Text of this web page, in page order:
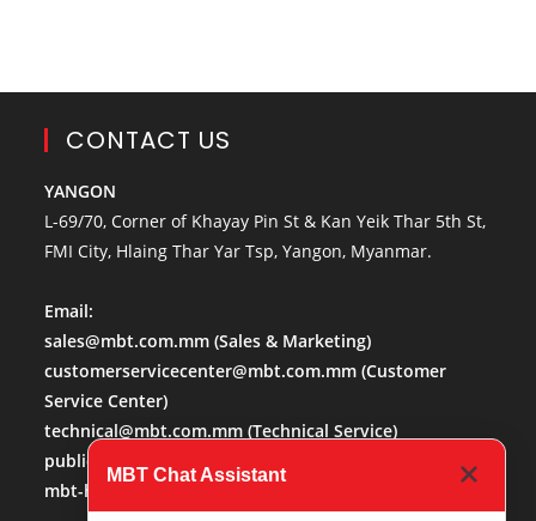
CONTACT US
YANGON
L-69/70, Corner of Khayay Pin St & Kan Yeik Thar 5th St,
FMI City, Hlaing Thar Yar Tsp, Yangon, Myanmar.
Email:
sales@mbt.com.mm (Sales & Marketing)
customerservicecenter@mbt.com.mm(Customer
Service Center)
technical@mbt.com.mm(Technical Service)
publicaffairs@mbt.com.mm
mbt-hr@mbt.com.mm
MBT Chat Assistant